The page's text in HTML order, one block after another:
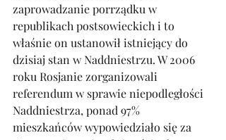
zaprowadzanie porrządku w
republikach postsowieckich i to
właśnie on ustanowił istniejący do
dzisiaj stan w Naddniestrzu. W 2006
roku Rosjanie zorganizowali
referendum w sprawie niepodległości
Naddniestrza, ponad 97%
mieszkańców wypowiedziało się za